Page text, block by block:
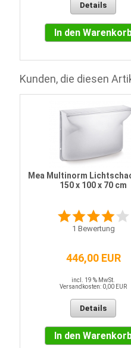
Details
In den
Kunden, die diesen
Mea Multinorm
150 x 100 x 70 cm
1 Bewertung
446,00 EUR
incl. 19 % MwSt.
Versandkosten: 0,00 EUR
Details
In den